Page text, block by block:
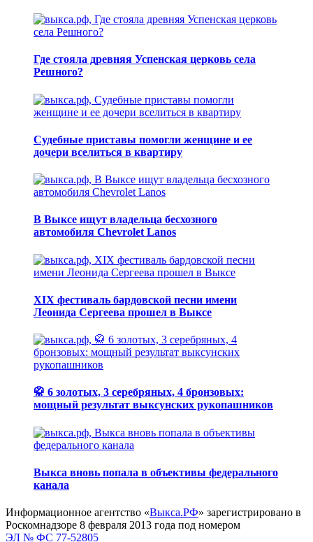
Где стояла древняя Успенская церковь села
Решного?
Судебные приставы помогли женщине и ее
дочери вселиться в квартиру
В Выксе ищут владельца бесхозного
автомобиля Chevrolet Lanos
XIX фестиваль бардовской песни имени
Леонида Сергеева прошел в Выксе
🥋 6 золотых, 3 серебряных, 4 бронзовых:
мощный результат выксунских рукопашников
Выкса вновь попала в объективы федерального
канала
Информационное агентство «Выкса.РФ» зарегистрировано в
Роскомнадзоре 8 февраля 2013 года под номером
ЭЛ № ФС 77-52805